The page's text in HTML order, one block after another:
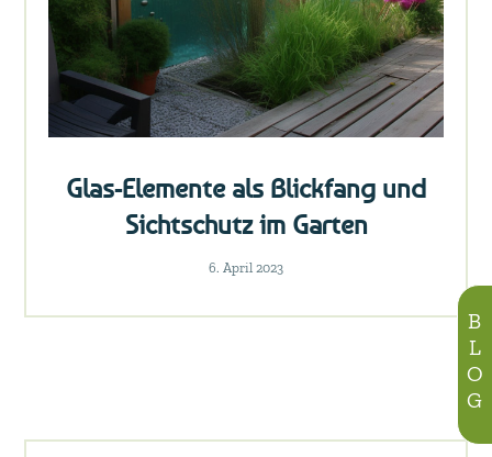
BLOG
Glas-Elemente als Blickfang und
Sichtschutz im Garten
6. April 2023